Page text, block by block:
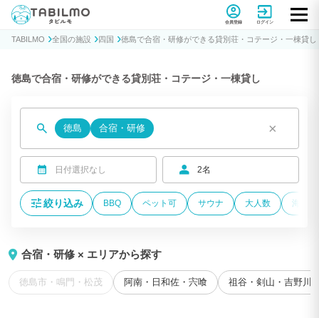
貸別荘コテージ・一棟貸し宿泊予約サイトTABILMO(タビルモ)
会員登録 ログイン
TABILMO 全国の施設 四国 徳島で合宿・研修ができる貸別荘・コテージ・一棟貸し
徳島で合宿・研修ができる貸別荘・コテージ・一棟貸し
徳島 合宿・研修 ×
日付選択なし 2名
絞り込み BBQ ペット可 サウナ 大人数 海が
合宿・研修 × エリアから探す
徳島市・鳴門・松茂 阿南・日和佐・宍喰 祖谷・剣山・吉野川